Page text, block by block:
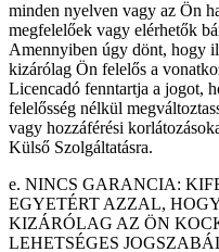
minden nyelven vagy az Ön
megfelelőek vagy elérhetők
Amennyiben úgy dönt, hogy
kizárólag Ön felelős a
Licencadó fenntartja a jogot,
felelősség nélkül
vagy hozzáférési
Külső Szolgáltatásra.
e. NINCS GARANCIA:
EGYETÉRT AZZAL,
KIZÁRÓLAG AZ ÖN
LEHETSÉGES